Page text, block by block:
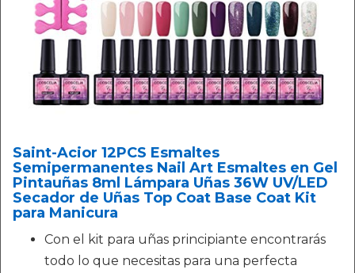
Saint-Acior 12PCS Esmaltes
Semipermanentes Nail Art Esmaltes en Gel
Pintauñas 8ml Lámpara Uñas 36W UV/LED
Secador de Uñas Top Coat Base Coat Kit
para Manicura
Con el kit para uñas principiante encontrarás
todo lo que necesitas para una perfecta